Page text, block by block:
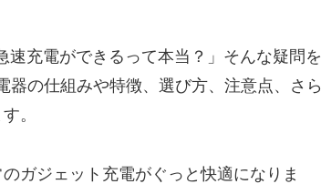
速充電ができるって本当？」そんな疑問を
の仕組みや特徴、選び方、注意点、さら
。
ガジェット充電がぐっと快適になりま